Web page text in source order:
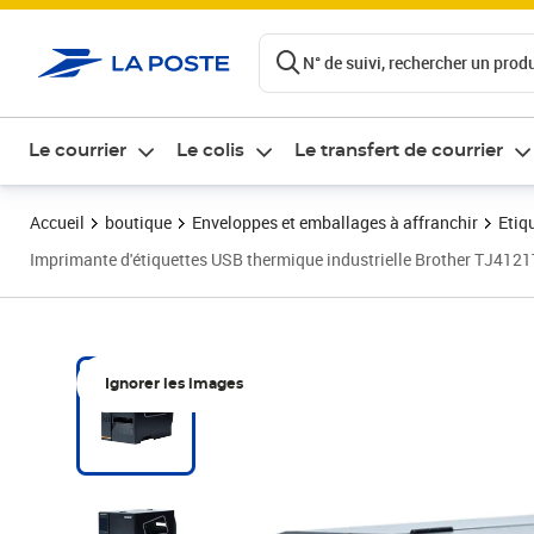
N° de suivi, rechercher un
Le courrier Le colis Le transfert de courrier
Accueil boutique Enveloppes et emballages à affranchir
Imprimante d'étiquettes USB thermique industrielle Brother
Ignorer les images